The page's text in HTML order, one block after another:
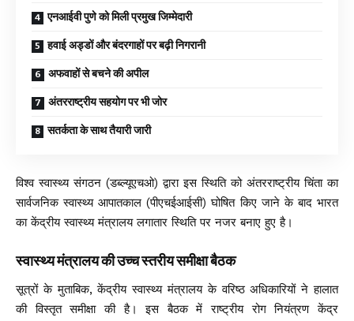
एनआईवी पुणे को मिली प्रमुख जिम्मेदारी
हवाई अड्डों और बंदरगाहों पर बढ़ी निगरानी
अफवाहों से बचने की अपील
अंतरराष्ट्रीय सहयोग पर भी जोर
सतर्कता के साथ तैयारी जारी
विश्व स्वास्थ्य संगठन (डब्ल्यूएचओ) द्वारा इस स्थिति को अंतरराष्ट्रीय चिंता का
सार्वजनिक स्वास्थ्य आपातकाल (पीएचईआईसी) घोषित किए जाने के बाद भारत
का केंद्रीय स्वास्थ्य मंत्रालय लगातार स्थिति पर नजर बनाए हुए है।
स्वास्थ्य मंत्रालय की उच्च स्तरीय समीक्षा बैठक
सूत्रों के मुताबिक, केंद्रीय स्वास्थ्य मंत्रालय के वरिष्ठ अधिकारियों ने हालात
की विस्तृत समीक्षा की है। इस बैठक में राष्ट्रीय रोग नियंत्रण केंद्र